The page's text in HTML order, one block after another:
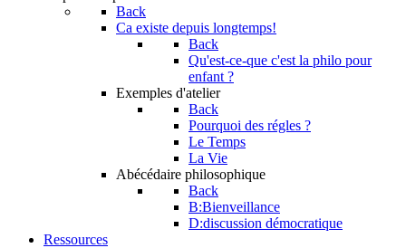
Back
Ca existe depuis longtemps!
Back
Qu'est-ce-que c'est la philo pour
enfant ?
Exemples d'atelier
Back
Pourquoi des régles ?
Le Temps
La Vie
Abécédaire philosophique
Back
B:Bienveillance
D:discussion démocratique
Ressources